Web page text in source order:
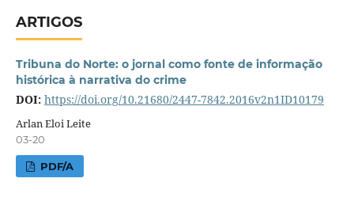
ARTIGOS
Tribuna do Norte: o jornal como fonte de informação
histórica à narrativa do crime
DOI: https://doi.org/10.21680/2447-7842.2016v2n1ID10179
Arlan Eloi Leite
03-20
PDF/A